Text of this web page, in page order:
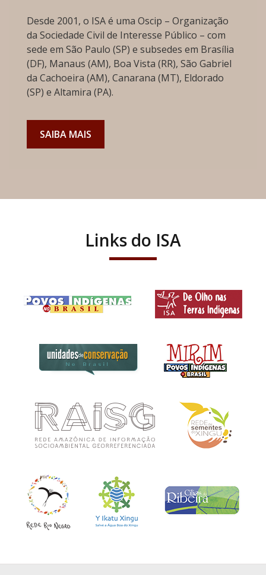
Desde 2001, o ISA é uma Oscip – Organização
da Sociedade Civil de Interesse Público – com
sede em São Paulo (SP) e subsedes em Brasília
(DF), Manaus (AM), Boa Vista (RR), São Gabriel
da Cachoeira (AM), Canarana (MT), Eldorado
(SP) e Altamira (PA).
SAIBA MAIS
Links do ISA